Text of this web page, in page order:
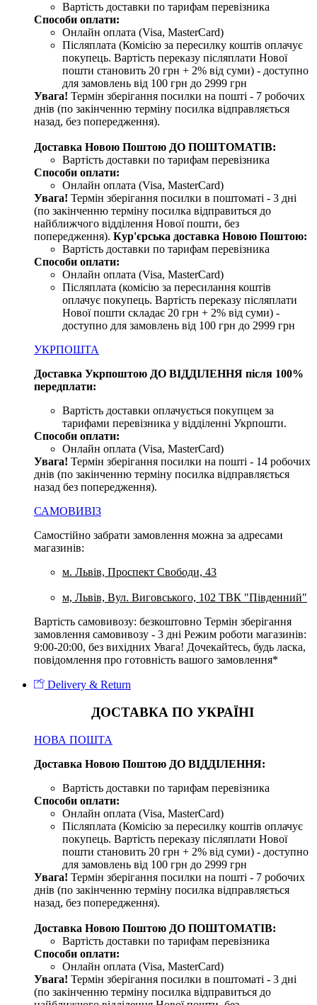
Вартість доставки по тарифам перевізника
Способи оплати:
Онлайн оплата (Visa, MasterCard)
Післяплата (Комісію за пересилку коштів оплачує
покупець. Вартість переказу післяплати Нової
пошти становить 20 грн + 2% від суми) - доступно
для замовлень від 100 грн до 2999 грн
Увага! Термін зберігання посилки на пошті - 7 робочих
днів (по закінченню терміну посилка відправляється
назад, без попередження).
Доставка Новою Поштою ДО ПОШТОМАТІВ:
Вартість доставки по тарифам перевізника
Способи оплати:
Онлайн оплата (Visa, MasterCard)
Увага! Термін зберігання посилки в поштоматі - 3 дні
(по закінченню терміну посилка відправиться до
найближчого відділення Нової пошти, без
попередження). Кур'єрська доставка Новою Поштою:
Вартість доставки по тарифам перевізника
Способи оплати:
Онлайн оплата (Visa, MasterCard)
Післяплата (комісію за пересилання коштів
оплачує покупець. Вартість переказу післяплати
Нової пошти складає 20 грн + 2% від суми) -
доступно для замовлень від 100 грн до 2999 грн
УКРПОШТА
Доставка Укрпоштою ДО ВІДДІЛЕННЯ після 100%
передплати:
Вартість доставки оплачується покупцем за
тарифами перевізника у відділенні Укрпошти.
Способи оплати:
Онлайн оплата (Visa, MasterCard)
Увага! Термін зберігання посилки на пошті - 14 робочих
днів (по закінченню терміну посилка відправляється
назад без попередження).
САМОВИВІЗ
Самостійно забрати замовлення можна за адресами
магазинів:
м. Львів, Проспект Свободи, 43
м, Львів, Вул. Виговського, 102 ТВК "Південний"
Вартість самовивозу: безкоштовно Термін зберігання
замовлення самовивозу - 3 дні Режим роботи магазинів:
9:00-20:00, без вихідних Увага! Дочекайтесь, будь ласка,
повідомлення про готовність вашого замовлення*
Delivery & Return
ДОСТАВКА ПО УКРАЇНІ
НОВА ПОШТА
Доставка Новою Поштою ДО ВІДДІЛЕННЯ:
Вартість доставки по тарифам перевізника
Способи оплати:
Онлайн оплата (Visa, MasterCard)
Післяплата (Комісію за пересилку коштів оплачує
покупець. Вартість переказу післяплати Нової
пошти становить 20 грн + 2% від суми) - доступно
для замовлень від 100 грн до 2999 грн
Увага! Термін зберігання посилки на пошті - 7 робочих
днів (по закінченню терміну посилка відправляється
назад, без попередження).
Доставка Новою Поштою ДО ПОШТОМАТІВ:
Вартість доставки по тарифам перевізника
Способи оплати:
Онлайн оплата (Visa, MasterCard)
Увага! Термін зберігання посилки в поштоматі - 3 дні
(по закінченню терміну посилка відправиться до